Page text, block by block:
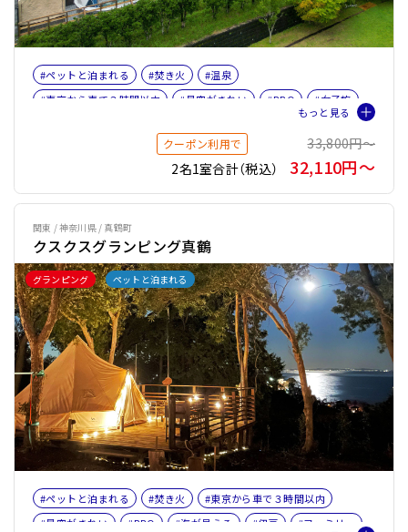
#ペットと泊まれる #焚き火
#温泉
#東京から車で３時間以内
#星空がきれい #BBQ
#女子旅
クーポン利用で
33,800円〜
2名1室合計（税込）
32,110円〜
グランピング ペットと泊まれる
関東 / 神奈川県 / 真鶴町
クスクスグランピング真鶴
#ペットと泊まれる #焚き火
#東京から車で３時間以内
#星空がきれい
#BBQ #海が見える #伊豆
#ファミリー